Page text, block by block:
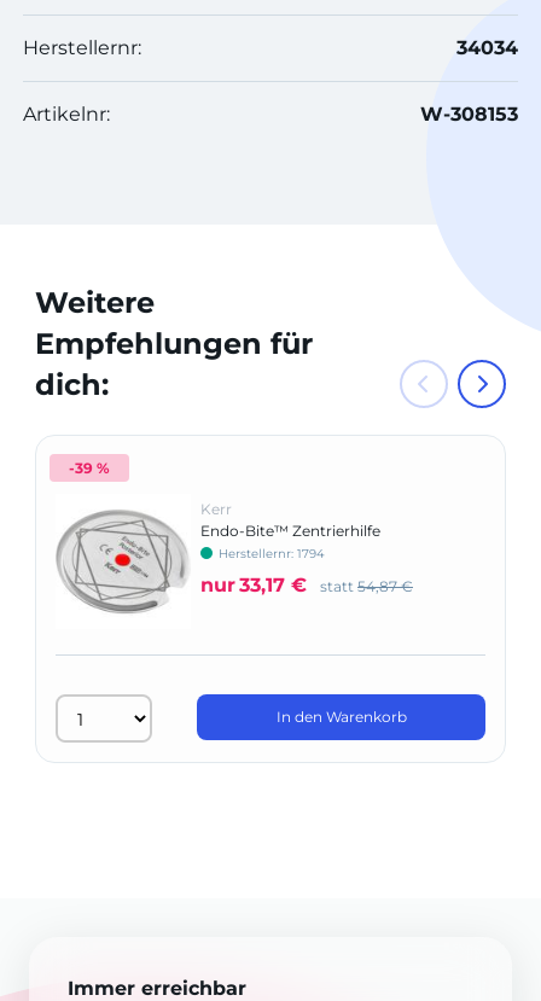
Herstellernr: 34034
Artikelnr: W-308153
Weitere
Empfehlungen für
dich:
-39 %
Kerr
Endo-Bite™ Zentrierhilfe
Herstellernr: 1794
nur33,17 € statt 54,87 €
In den Warenkorb
Immer erreichbar